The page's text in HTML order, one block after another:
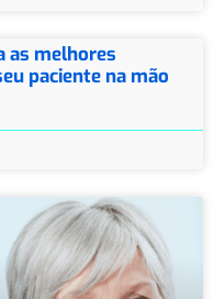
as melhores
paciente na mão